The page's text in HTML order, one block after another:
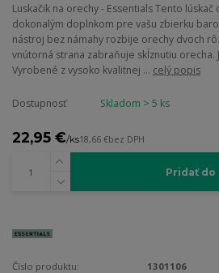
Luskačik na orechy - Essentials Tento
dokonalým doplnkom pre vašu zbierku
nástroj bez námahy rozbije orechy dvoch
vnútorná strana zabraňuje skĺznutiu orecha.
Vyrobené z vysoko kvalitnej ... celý popis
Dostupnosť Skladom > 5 ks
22,95 €/ks18,66 €bez DPH
Pridať do
Číslo produktu:
1301106